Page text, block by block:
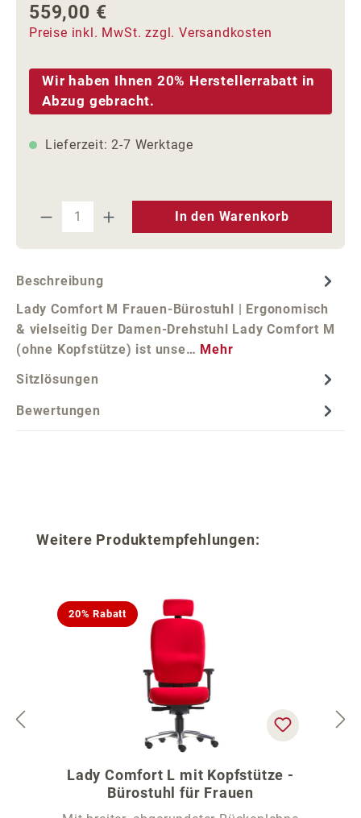
Regulärer Preis:
559,00 €
Preise inkl. MwSt. zzgl. Versandkosten
Wir haben Ihnen 20% Herstellerrabatt in
Abzug gebracht.
Lieferzeit: 2-7 Werktage
Produkt Anzahl: Gib den
In den Warenkorb
Beschreibung
Lady Comfort M Frauen-Bürostuhl | Ergonomisch
& vielseitig Der Damen-Drehstuhl Lady Comfort M
(ohne Kopfstütze) ist unse… Mehr
Sitzlösungen
Bewertungen
Produktgalerie überspringen
Weitere Produktempfehlungen:
20% Rabatt
Lady Comfort L mit Kopfstütze -
Bürostuhl für Frauen